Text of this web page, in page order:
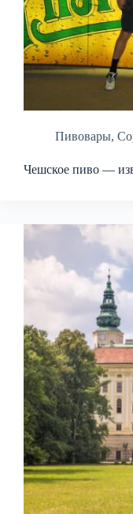
Пивовары,
Чешское пиво —